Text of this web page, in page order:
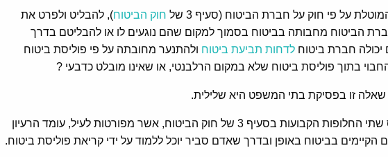
על פי חוק על חברת הביטוח (סעיף 3 של חוק הביטוח), להבליט ולפרט את
הביטוח מחבותה בביטוח בסמוך למקום שהם נוגעים לו או להבליטם בדרך
חברת ביטוח לדחות תביעת ביטוח ולהתנער מחובתה על פי פוליסת ביטוח
החבוי בתוך פוליסת ביטוח שלא במקום הרלבנטי, או שאינו מובלט כדבעי ?
זו בפסיקת בתי המשפט היא שלילית.
כבר עתה ניתן לומר, כי בבסיס שתי החלופות הקבועות בסעיף 3 של חוק הביטוח, אשר מפורטות לעיל, עומד הרעיון
הקיימים בביטוח באופן ובדרך שאדם סביר יוכל ללמוד על ידי קריאת פוליסת ביטוח.